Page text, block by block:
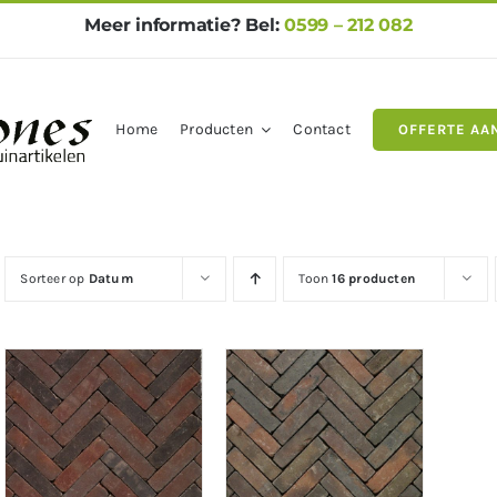
Meer informatie? Bel:0599 – 212 082
Home Producten Contact OFFERTE
Sorteer op Datum Toon16 producten